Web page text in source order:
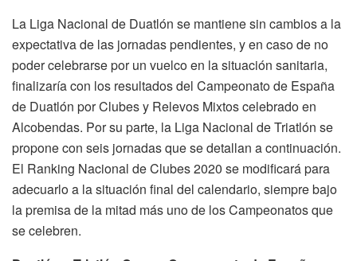
La Liga Nacional de Duatlón se mantiene sin cambios a la
expectativa de las jornadas pendientes, y en caso de no
poder celebrarse por un vuelco en la situación sanitaria,
finalizaría con los resultados del Campeonato de España
de Duatlón por Clubes y Relevos Mixtos celebrado en
Alcobendas. Por su parte, la Liga Nacional de Triatlón se
propone con seis jornadas que se detallan a continuación.
El Ranking Nacional de Clubes 2020 se modificará para
adecuarlo a la situación final del calendario, siempre bajo
la premisa de la mitad más uno de los Campeonatos que
se celebren.